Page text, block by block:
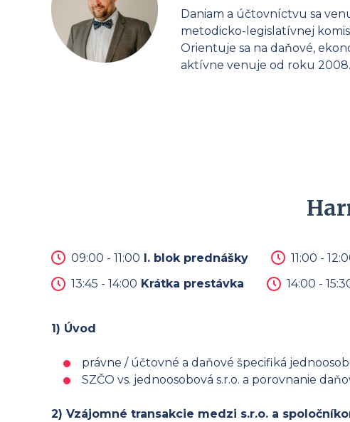
Daniam a účtovníctvu sa
metodicko-legislatívnej
Orientuje sa na daňové,
aktívne venuje od roku 2008.
09:00 - 11:00 I. blok prednášky 11:00 -
13:45 - 14:00 Krátka prestávka 14:00 -
1) Úvod
právne / účtovné a daňové špecifiká
SZČO vs. jednoosobová s.r.o. a porovnanie
2) Vzájomné transakcie medzi s.r.o. a